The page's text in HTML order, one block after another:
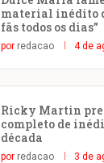
material inédito
fãs todos os dias”
por redacao 4 de
Ricky Martin
completo de
década
por redacao 3 de